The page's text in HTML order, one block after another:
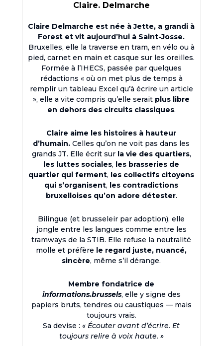
Claire. Delmarche
Claire Delmarche est née à Jette, a grandi à
Forest et vit aujourd’hui à Saint-Josse.
Bruxelles, elle la traverse en tram, en vélo ou à
pied, carnet en main et casque sur les oreilles.
Formée à l’IHECS, passée par quelques
rédactions « où on met plus de temps à
remplir un tableau Excel qu’à écrire un article
», elle a vite compris qu’elle serait plus libre
en dehors des circuits classiques.
Claire aime les histoires à hauteur
d’humain. Celles qu’on ne voit pas dans les
grands JT. Elle écrit sur la vie des quartiers,
les luttes sociales, les brasseries de
quartier qui ferment, les collectifs citoyens
qui s’organisent, les contradictions
bruxelloises qu’on adore détester.
Bilingue (et brusseleir par adoption), elle
jongle entre les langues comme entre les
tramways de la STIB. Elle refuse la neutralité
molle et préfère le regard juste, nuancé,
sincère, même s’il dérange.
Membre fondatrice de
informations.brussels, elle y signe des
papiers bruts, tendres ou caustiques — mais
toujours vrais.
Sa devise :« Écouter avant d’écrire. Et
toujours relire à voix haute. »